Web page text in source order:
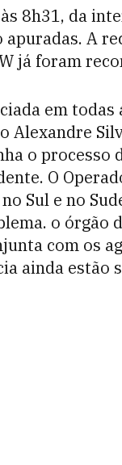
8h31, da
A
já foram
em todas
Alexandre
o processo
O
Sul e no
o órgão
com os
ainda estão